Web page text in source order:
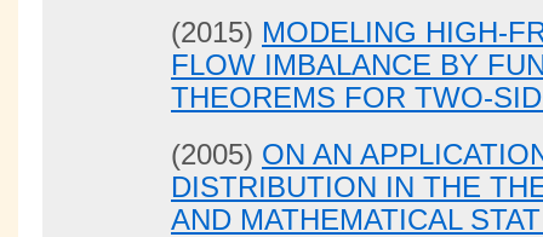
(2015) MODELING HIGH-
FLOW IMBALANCE BY
THEOREMS FOR TWO-
(2005) ON AN
DISTRIBUTION IN THE
AND MATHEMATICAL